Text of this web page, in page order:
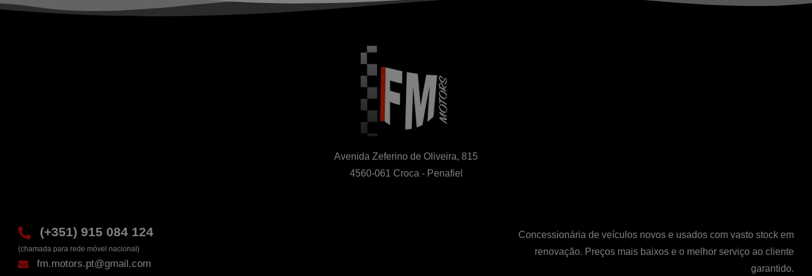
Avenida Zeferino de Oliveira, 815
4560-061 Croca - Penafiel
(+351) 915 084 124
(chamada para rede móvel nacional)
fm.motors.pt@gmail.com
Concessionária de veículos novos e usados com vasto stock em
renovação. Preços mais baixos e o melhor serviço ao cliente
garantido.